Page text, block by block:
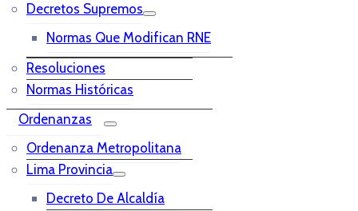
Decretos Supremos
Normas Que Modifican RNE
Resoluciones
Normas Históricas
Ordenanzas
Ordenanza Metropolitana
Lima Provincia
Decreto De Alcaldía